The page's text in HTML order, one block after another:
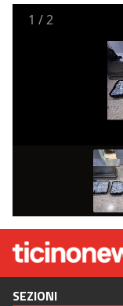
1 /2
SEZIONI